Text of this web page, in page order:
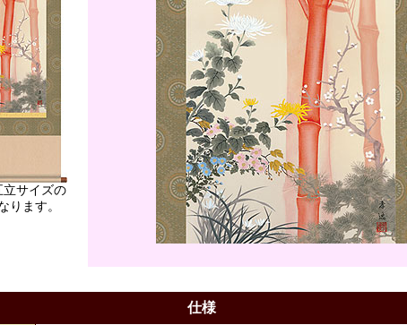
サイズの
ります。
仕様